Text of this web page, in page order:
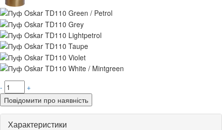
-
+
Повідомити про наявність
Характеристики